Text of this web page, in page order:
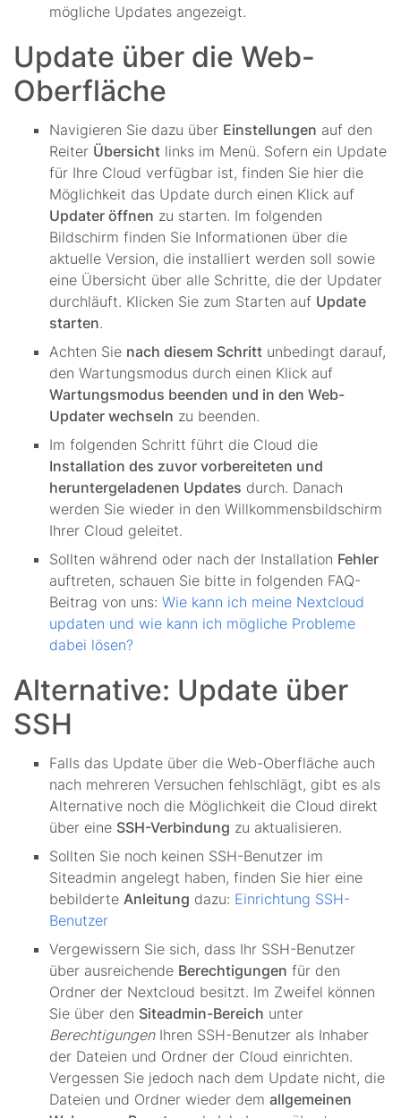
mögliche Updates angezeigt.
Update über die Web-
Oberfläche
Navigieren Sie dazu über Einstellungen auf den
Reiter Übersicht links im Menü. Sofern ein Update
für Ihre Cloud verfügbar ist, finden Sie hier die
Möglichkeit das Update durch einen Klick auf
Updater öffnen zu starten. Im folgenden
Bildschirm finden Sie Informationen über die
aktuelle Version, die installiert werden soll sowie
eine Übersicht über alle Schritte, die der Updater
durchläuft. Klicken Sie zum Starten auf Update
starten.
Achten Sie nach diesem Schritt unbedingt darauf,
den Wartungsmodus durch einen Klick auf
Wartungsmodus beenden und in den Web-
Updater wechseln zu beenden.
Im folgenden Schritt führt die Cloud die
Installation des zuvor vorbereiteten und
heruntergeladenen Updates durch. Danach
werden Sie wieder in den Willkommensbildschirm
Ihrer Cloud geleitet.
Sollten während oder nach der Installation Fehler
auftreten, schauen Sie bitte in folgenden FAQ-
Beitrag von uns: Wie kann ich meine Nextcloud
updaten und wie kann ich mögliche Probleme
dabei lösen?
Alternative: Update über
SSH
Falls das Update über die Web-Oberfläche auch
nach mehreren Versuchen fehlschlägt, gibt es als
Alternative noch die Möglichkeit die Cloud direkt
über eine SSH-Verbindung zu aktualisieren.
Sollten Sie noch keinen SSH-Benutzer im
Siteadmin angelegt haben, finden Sie hier eine
bebilderte Anleitung dazu: Einrichtung SSH-
Benutzer
Vergewissern Sie sich, dass Ihr SSH-Benutzer
über ausreichende Berechtigungen für den
Ordner der Nextcloud besitzt. Im Zweifel können
Sie über den Siteadmin-Bereich unter
BerechtigungenIhren SSH-Benutzer als Inhaber
der Dateien und Ordner der Cloud einrichten.
Vergessen Sie jedoch nach dem Update nicht, die
Dateien und Ordner wieder dem allgemeinen